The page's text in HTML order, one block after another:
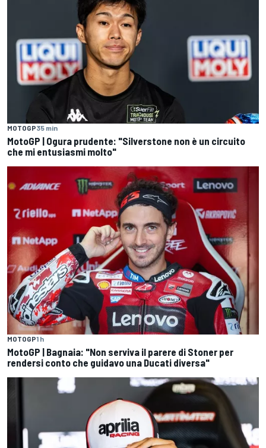
MOTOGP35 min
MotoGP | Ogura prudente: "Silverstone non è un circuito
che mi entusiasmi molto"
MOTOGP1 h
MotoGP | Bagnaia: "Non serviva il parere di Stoner per
rendersi conto che guidavo una Ducati diversa"